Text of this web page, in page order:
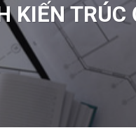
KIẾN TRÚC